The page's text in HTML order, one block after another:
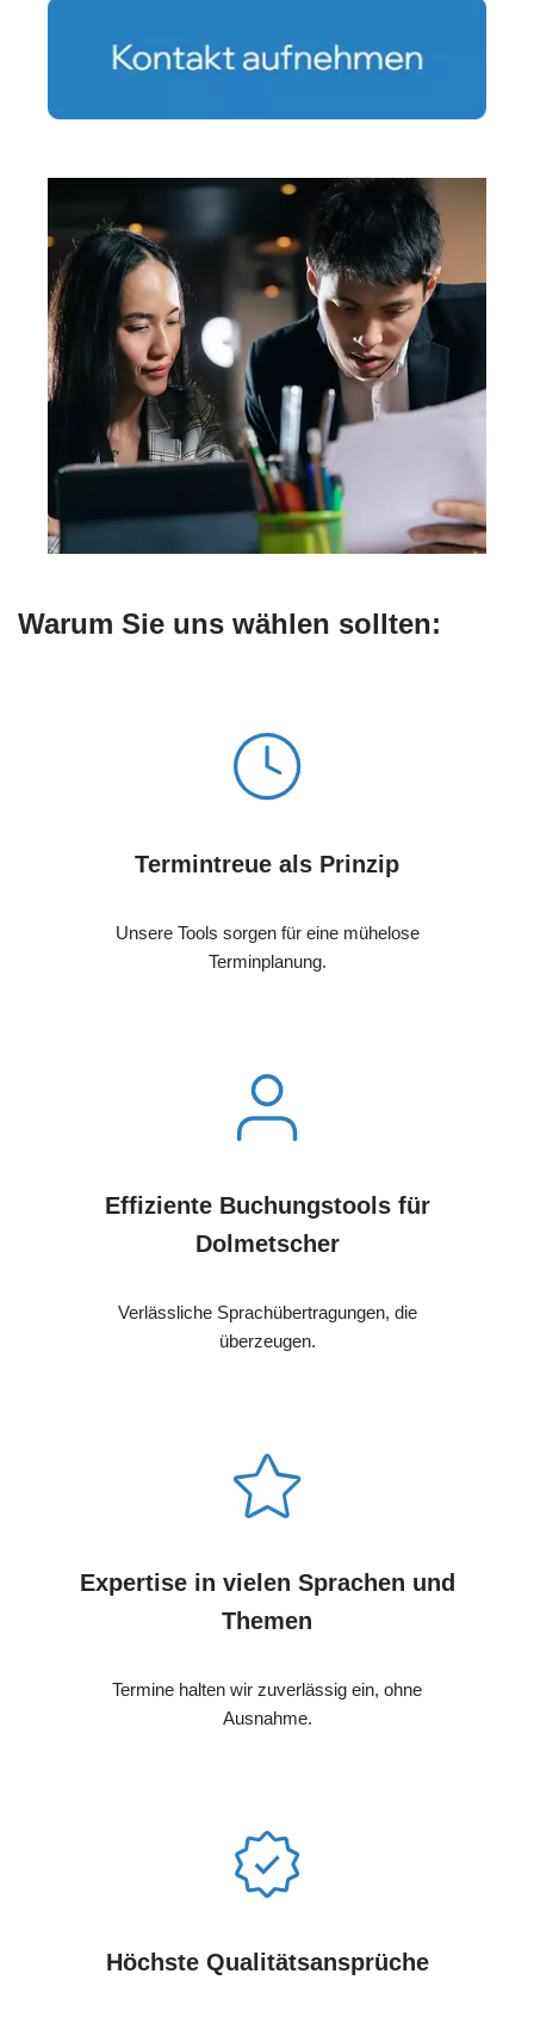
Warum Sie uns wählen sollten:
Termintreue als Prinzip
Unsere Tools sorgen für eine mühelose
Terminplanung.
Effiziente Buchungstools für
Dolmetscher
Verlässliche Sprachübertragungen, die
überzeugen.
Expertise in vielen Sprachen und
Themen
Termine halten wir zuverlässig ein, ohne
Ausnahme.
Höchste Qualitätsansprüche